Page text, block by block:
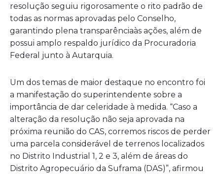
resolução seguiu rigorosamente o rito padrão de
todas as normas aprovadas pelo Conselho,
garantindo plena transparênciaàs ações, além de
possui amplo respaldo jurídico da Procuradoria
Federal junto à Autarquia.
Um dos temas de maior destaque no encontro foi
a manifestação do superintendente sobre a
importância de dar celeridade à medida. “Caso a
alteração da resolução não seja aprovada na
próxima reunião do CAS, corremos riscos de perder
uma parcela considerável de terrenos localizados
no Distrito Industrial 1, 2 e 3, além de áreas do
Distrito Agropecuário da Suframa (DAS)”, afirmou